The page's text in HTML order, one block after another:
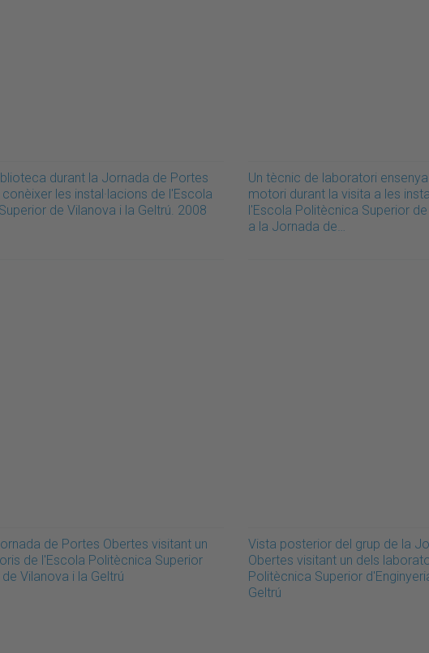
durant la Jornada de Portes
les instal·lacions de l'Escola
de Vilanova i la Geltrú. 2008
Un tècnic de laboratori
motori durant la visita a les
l'Escola Politècnica Superior
a la Jornada de…
de Portes Obertes visitant un
de l'Escola Politècnica Superior
Vilanova i la Geltrú
Vista posterior del grup de la
Obertes visitant un dels
Politècnica Superior
Geltrú